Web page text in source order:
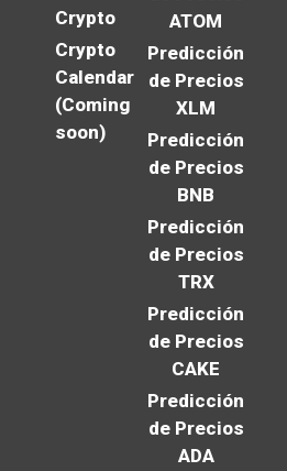
Crypto
Crypto
Calendar
(Coming
soon)
ATOM
Predicción
de Precios
XLM
Predicción
de Precios
BNB
Predicción
de Precios
TRX
Predicción
de Precios
CAKE
Predicción
de Precios
ADA